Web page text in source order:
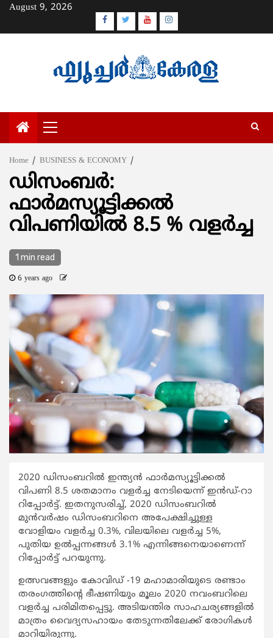
Skip
content
August 9, 2026
Facebook
TwitterYoutubeInstagram
Primary
Menu
Home BUSINESS & ECONOMY
ഡിസംബര്‍:
ഫാര്‍മസ്യൂട്ടിക്കല്‍
വിപണിയില്‍ 8.5 % വളര്‍ച്ച
1 min read
6 years ago
2020 ഡിസംബറിൽ ഇന്ത്യൻ ഫാർമസ്യൂട്ടിക്കൽ
വിപണി 8.5 ശതമാനം വളർച്ച നേടിയെന്ന് ഇന്‍ഡ്-റാ
റിപ്പോര്‍ട്ട്. ഇതനുസരിച്ച്, 2020 ഡിസംബറിൽ
മുന്‍വര്‍ഷം ഡിസംബറിനെ അപേക്ഷിച്ചുള്ള
വോളിയം വളർച്ച 0.3%, വിലയിലെ വളർച്ച 5%,
പുതിയ ഉൽപ്പന്നങ്ങൾ 3.1% എന്നിങ്ങനെയാണെന്ന്
റിപ്പോർട്ട് പറയുന്നു.
ഉത്സവങ്ങളും കോവിഡ് -19 മഹാമാരിയുടെ രണ്ടാം
തരംഗത്തിന്‍റെ ഭീഷണിയും മൂലം 2020 നവംബറിലെ
വളർച്ച പരിമിതപ്പെട്ടു. അടിയന്തിര സാഹചര്യങ്ങളിൽ
മാത്രം വൈദ്യസഹായം തേടുന്നതിലേക്ക് രോഗികള്‍
മാറിയിരുന്നു.